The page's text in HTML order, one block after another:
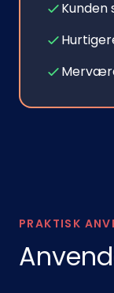
PRAKTISK